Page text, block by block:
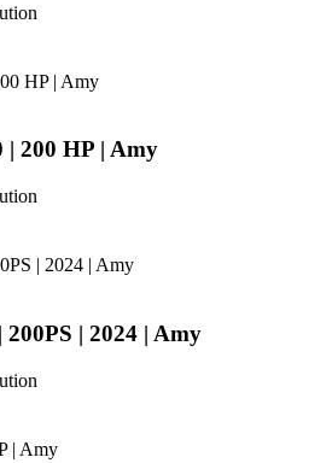
200 HP | Amy
| 2024 | Amy